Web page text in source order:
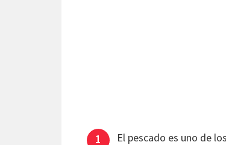
El pescado es uno de